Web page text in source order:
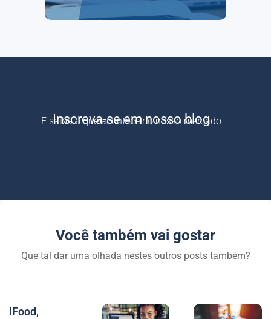
Inscreva-se em nosso blog
E saiba o que acontece no nosso mercado
Você também vai gostar
Que tal dar uma olhada nestes outros posts também?
iFood,